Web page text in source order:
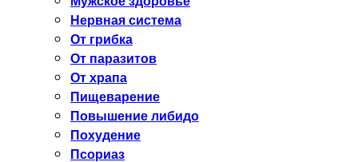
Нервная система
От грибка
От паразитов
От храпа
Пищеварение
Повышение либидо
Похудение
Псориаз